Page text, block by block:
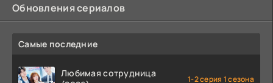
Обновления сериалов
Самые последние
Любимая сотрудница
1-2 серия 1 сезона